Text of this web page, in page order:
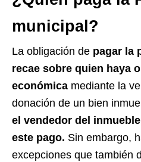
municipal ?
La obligación de pagar la
recae sobre quien haya
económica mediante la
donación de un bien
el vendedor del
este pago. Sin embargo,
excepciones que también